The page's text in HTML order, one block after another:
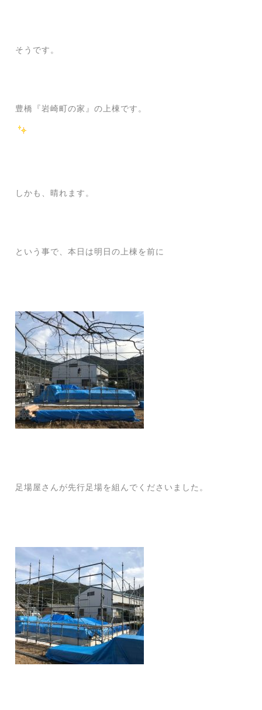
そうです。
豊橋『岩崎町の家』の上棟です。
しかも、晴れます。
という事で、本日は明日の上棟を前に
足場屋さんが先行足場を組んでくださいました。